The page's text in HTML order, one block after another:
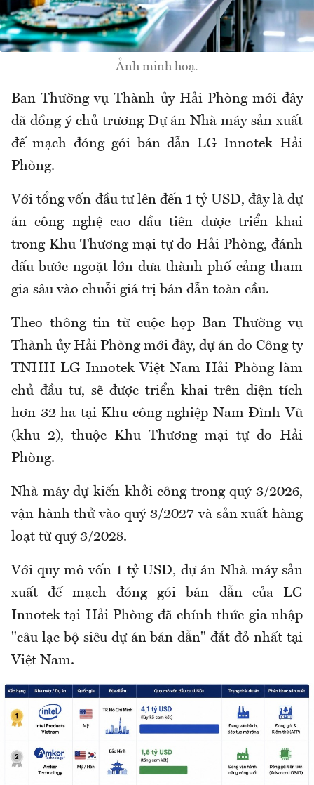
Ảnh minh hoạ.
Ban Thường vụ Thành ủy Hải Phòng mới đây
đã đồng ý chủ trương Dự án Nhà máy sản xuất
đế mạch đóng gói bán dẫn LG Innotek Hải
Phòng.
Với tổng vốn đầu tư lên đến 1 tỷ USD, đây là dự
án công nghệ cao đầu tiên được triển khai
trong Khu Thương mại tự do Hải Phòng, đánh
dấu bước ngoặt lớn đưa thành phố cảng tham
gia sâu vào chuỗi giá trị bán dẫn toàn cầu.
Theo thông tin từ cuộc họp Ban Thường vụ
Thành ủy Hải Phòng mới đây, dự án do Công ty
TNHH LG Innotek Việt Nam Hải Phòng làm
chủ đầu tư, sẽ được triển khai trên diện tích
hơn 32 ha tại Khu công nghiệp Nam Đình Vũ
(khu 2), thuộc Khu Thương mại tự do Hải
Phòng.
Nhà máy dự kiến khởi công trong quý 3/2026,
vận hành thử vào quý 3/2027 và sản xuất hàng
loạt từ quý 3/2028.
Với quy mô vốn 1 tỷ USD, dự án Nhà máy sản
xuất đế mạch đóng gói bán dẫn của LG
Innotek tại Hải Phòng đã chính thức gia nhập
"câu lạc bộ siêu dự án bán dẫn" đắt đỏ nhất tại
Việt Nam.